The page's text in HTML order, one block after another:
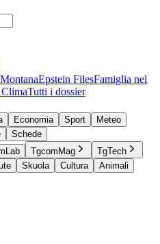
Epstein FilesFamiglia nel
Tutti i dossier
Economia Sport
Meteo
Schede
TgcomMag
TgTech
Skuola Cultura
Animali